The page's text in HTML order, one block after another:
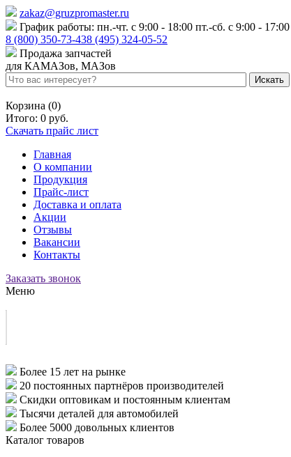
zakaz@gruzpromaster.ru
График работы: пн.-чт. с 9:00 - 18:00 пт.-сб. с 9:00 - 17:00
8 (800) 350-73-438 (495) 324-05-52
Продажа запчастей
для КАМАЗов, МАЗов
Корзина (0)
Итого: 0 руб.
Скачать прайс лист
Главная
О компании
Продукция
Прайс-лист
Доставка и оплата
Акции
Отзывы
Вакансии
Контакты
Заказать звонок
Меню
Более 15 лет на рынке
20 постоянных партнёров производителей
Скидки оптовикам и постоянным клиентам
Тысячи деталей для автомобилей
Более 5000 довольных клиентов
Каталог товаров